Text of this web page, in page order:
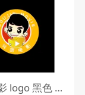
斗金电影 logo 黑色 卡通 电影